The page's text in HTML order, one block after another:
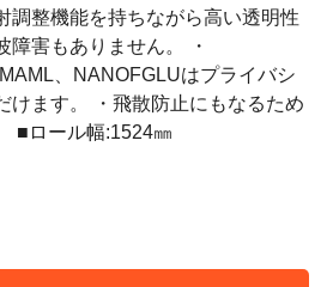
調整機能を持ちながら高い透明性
障害もありません。 ・
、NANOFGLUはプライバシ
けます。 ・飛散防止にもなるため
■ロール幅:1524㎜